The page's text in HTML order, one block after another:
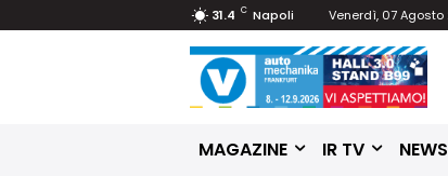
31.4 C Napoli Venerdì, 07 Agosto
MAGAZINE IR TV